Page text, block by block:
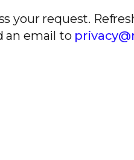
your request.
an email to